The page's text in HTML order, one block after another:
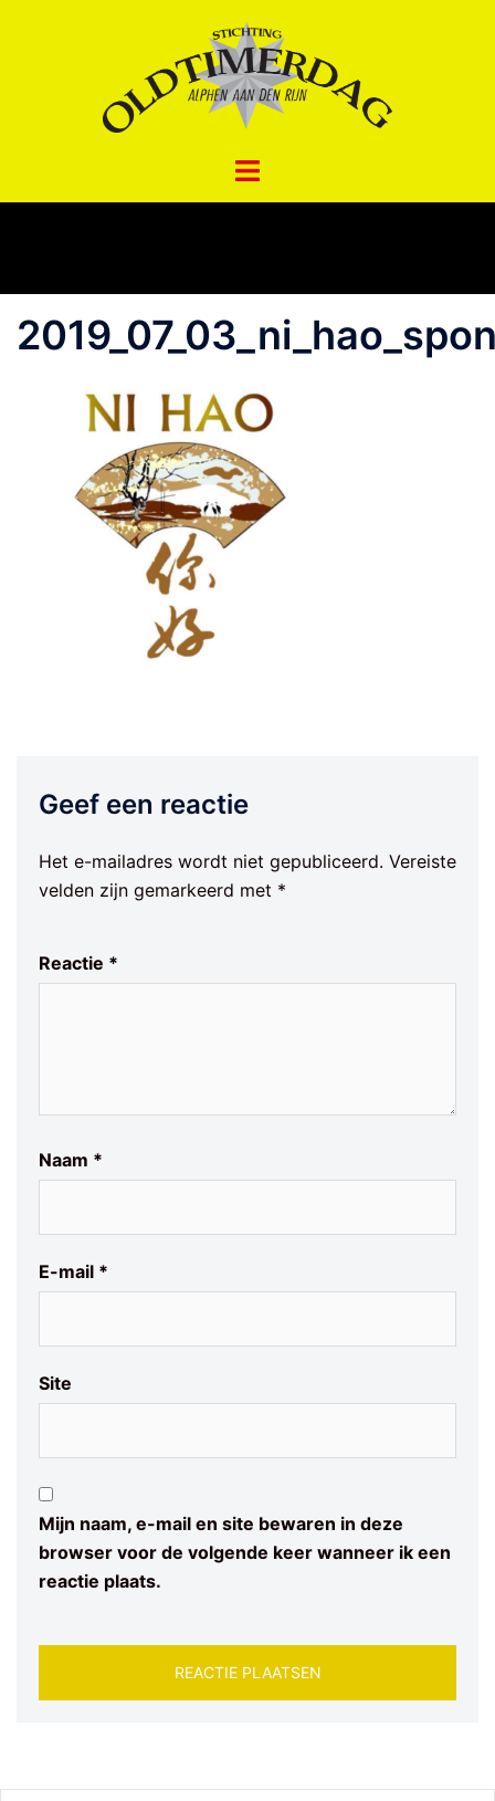
Geef een reactie
Het e-mailadres wordt niet gepubliceerd. Vereiste
velden zijn gemarkeerd met *
Reactie *
Naam *
E-mail *
Site
Mijn naam, e-mail en site bewaren in deze
browser voor de volgende keer wanneer ik een
reactie plaats.